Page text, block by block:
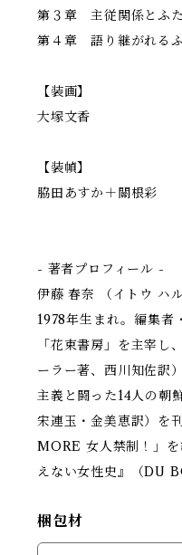
第３章 主従関係とふた
第４章 語り継がれるふ
【装画】
大塚文香
【装幀】
脇田あすか＋關根彩
- 著者プロフィール -
伊藤 春奈 （イトウ ハ
1978年生まれ。編集者
「花束書房」を主宰
ーラー著、西川知佐訳
主義と闘った14人の朝
宋連玉・金美恵訳）を
MORE 女人禁制！」
えない女性史』（DU
梱包材